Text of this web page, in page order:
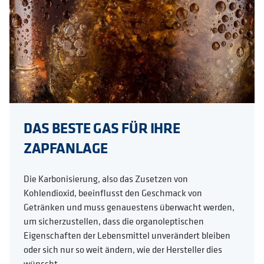
DAS BESTE GAS FÜR IHRE
ZAPFANLAGE
Die Karbonisierung, also das Zusetzen von
Kohlendioxid, beeinflusst den Geschmack von
Getränken und muss genauestens überwacht werden,
um sicherzustellen, dass die organoleptischen
Eigenschaften der Lebensmittel unverändert bleiben
oder sich nur so weit ändern, wie der Hersteller dies